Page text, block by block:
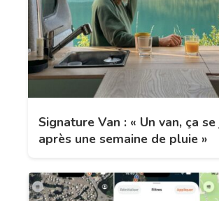
Signature Van : « Un van, ça
après une semaine de pluie »